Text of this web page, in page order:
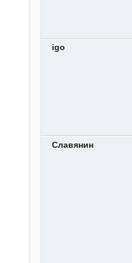
igo
Славянин